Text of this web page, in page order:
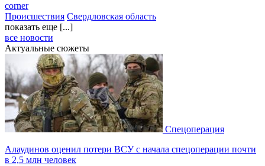
corner
Происшествия Свердловская область
показать еще [...]
все новости
Актуальные сюжеты
Спецоперация
Алаудинов оценил потери ВСУ с начала спецоперации почти
в 2,5 млн человек